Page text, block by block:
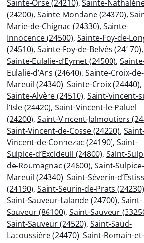
Sainte-Orse (24210), Sainte-
(24200), Sainte-Mondane (24370),
Marie-de-Chignac (24330), Sainte-
Innocence (24500), Sainte-Foy-de-
(24510), Sainte-Foy-de-Belvès (24170),
Sainte-Eulalie-d’Eymet (24500),
Eulalie-d’Ans (24640), Sainte-Croix-de-
Mareuil (24340), Sainte-Croix (24440),
Sainte-Alvère (24510), Saint-Vincent-
l’Isle (24420), Saint-Vincent-le-Paluel
(24200), Saint-Vincent-Jalmoutiers
Saint-Vincent-de-Cosse (24220), Saint-
Vincent-de-Connezac (24190), Saint-
Sulpice-d’Excideuil (24800), Saint-
de-Roumagnac (24600), Saint-
Mareuil (24340), Saint-Séverin-
(24190), Saint-Seurin-de-Prats (24230)
Saint-Sauveur-Lalande (24700), Saint-
Sauveur (86100), Saint-Sauveur
Saint-Sauveur (24520), Saint-Saud-
Lacoussière (24470), Saint-Romain-et-